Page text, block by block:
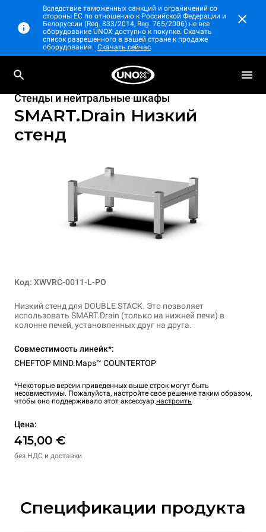
Вследствие таможенных санкций и ограничений со
стороны ЕС по отношению к Российской Федерации и
Белоруссии (Reg. 833/2014, Reg. 765/2006) не все
оборудование UNOX доступно к покупке. Скачать
список разрешенного в вашей стране к продаже
оборудования. Скачать сейчас
Стенды и нейтральные шкафы
SMART.Drain Низкий
стенд
Код: XWVRC-0011-L-PO
Низкий стенд для DOUBLE STACK. Это позволяет
использовать SMART.Drain (только на нижней печи) в
колонне печей, установленных друг на друга.
Совместимость линейк*:
CHEFTOP MIND.Maps™ COUNTERTOP
*Некоторые версии приведенных выше строк могут быть
несовместимы. Пожалуйста, настройте свое решение таким образом,
чтобы оно поддерживало этот аксессуар.настроить
Цена:
415,00 €
без НДС и доставки
Спецификации продукта